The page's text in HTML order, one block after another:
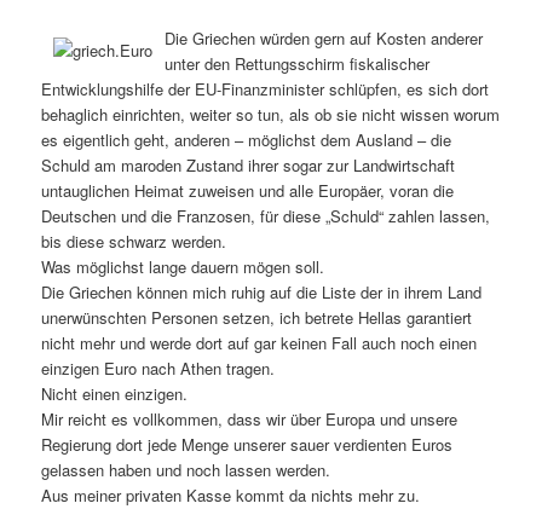
Die Griechen würden gern auf Kosten anderer
unter den Rettungsschirm fiskalischer
Entwicklungshilfe der EU-Finanzminister schlüpfen, es sich dort
behaglich einrichten, weiter so tun, als ob sie nicht wissen worum
es eigentlich geht, anderen – möglichst dem Ausland – die
Schuld am maroden Zustand ihrer sogar zur Landwirtschaft
untauglichen Heimat zuweisen und alle Europäer, voran die
Deutschen und die Franzosen, für diese „Schuld“ zahlen lassen,
bis diese schwarz werden.
Was möglichst lange dauern mögen soll.
Die Griechen können mich ruhig auf die Liste der in ihrem Land
unerwünschten Personen setzen, ich betrete Hellas garantiert
nicht mehr und werde dort auf gar keinen Fall auch noch einen
einzigen Euro nach Athen tragen.
Nicht einen einzigen.
Mir reicht es vollkommen, dass wir über Europa und unsere
Regierung dort jede Menge unserer sauer verdienten Euros
gelassen haben und noch lassen werden.
Aus meiner privaten Kasse kommt da nichts mehr zu.